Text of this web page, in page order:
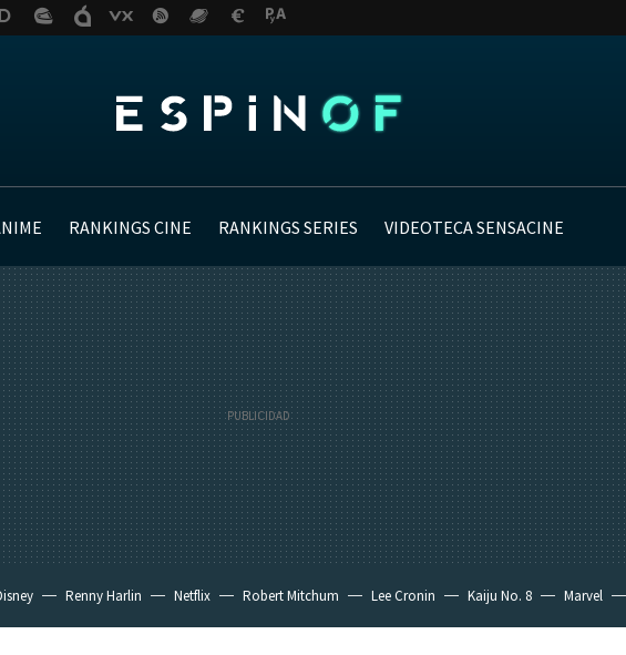
RANKINGS CINE RANKINGS SERIES VIDEOTECA SENSACINE
Renny Harlin Netflix Robert Mitchum Lee Cronin Kaiju No. 8 Marvel